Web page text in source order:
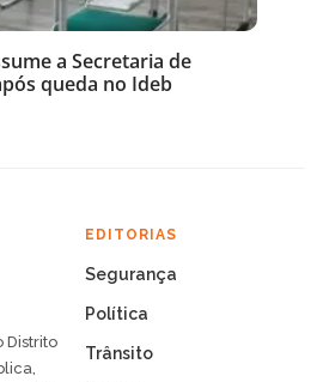
a Secretaria de
queda no Ideb
Distrito
EDITORIAS
Segurança
Política
Trânsito